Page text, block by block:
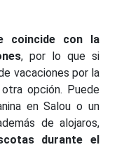
coincide con la
, por lo que si
vacaciones por la
opción. Puede
en Salou o un
de alojaros,
durante el